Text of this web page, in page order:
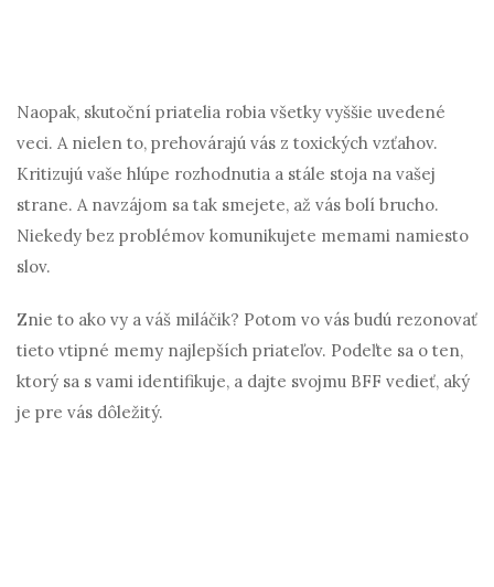
Naopak, skutoční priatelia robia všetky vyššie uvedené
veci. A nielen to, prehovárajú vás z toxických vzťahov.
Kritizujú vaše hlúpe rozhodnutia a stále stoja na vašej
strane. A navzájom sa tak smejete, až vás bolí brucho.
Niekedy bez problémov komunikujete memami namiesto
slov.
Znie to ako vy a váš miláčik? Potom vo vás budú rezonovať
tieto vtipné memy najlepších priateľov. Podeľte sa o ten,
ktorý sa s vami identifikuje, a dajte svojmu BFF vedieť, aký
je pre vás dôležitý.